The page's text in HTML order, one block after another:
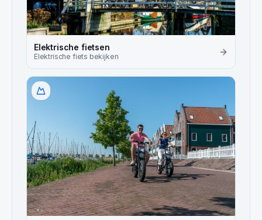
Elektrische fietsen
Elektrische fiets bekijken